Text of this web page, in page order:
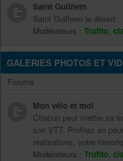
Saint Guilhem
Saint Guilhem le désert
Modérateurs : Trufito,
GALERIES PHOTOS ET
Forums
Mon vélo et moi
Chacun peut mettre sa
son VTT. Profitez en
réalisations, votre
Modérateurs : Trufito,